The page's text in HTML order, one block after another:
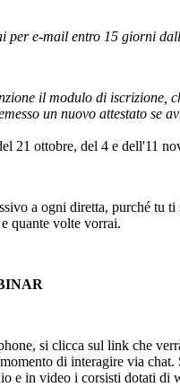
per e-mail entro 15 giorni
il modulo di iscrizione,
un nuovo attestato se
21 ottobre, del 4 e dell'11
a ogni diretta, purché tu
quante volte vorrai.
si clicca sul link che
di interagire via
e in video i corsisti dotati di